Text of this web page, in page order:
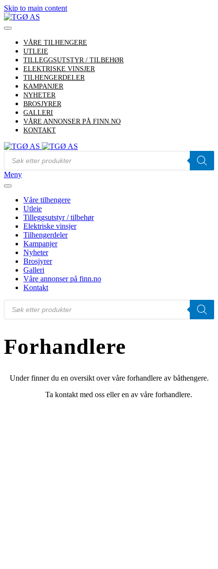
Skip to main content
VÅRE TILHENGERE
UTLEIE
TILLEGGSUTSTYR / TILBEHØR
ELEKTRISKE VINSJER
TILHENGERDELER
KAMPANJER
NYHETER
BROSJYRER
GALLERI
VÅRE ANNONSER PÅ FINN.NO
KONTAKT
Products
search
Meny
Våre tilhengere
Utleie
Tilleggsutstyr / tilbehør
Elektriske vinsjer
Tilhengerdeler
Kampanjer
Nyheter
Brosjyrer
Galleri
Våre annonser på finn.no
Kontakt
Products
search
Forhandlere
Under finner du en oversikt over våre forhandlere av båthengere.
Ta kontakt med oss eller en av våre forhandlere.